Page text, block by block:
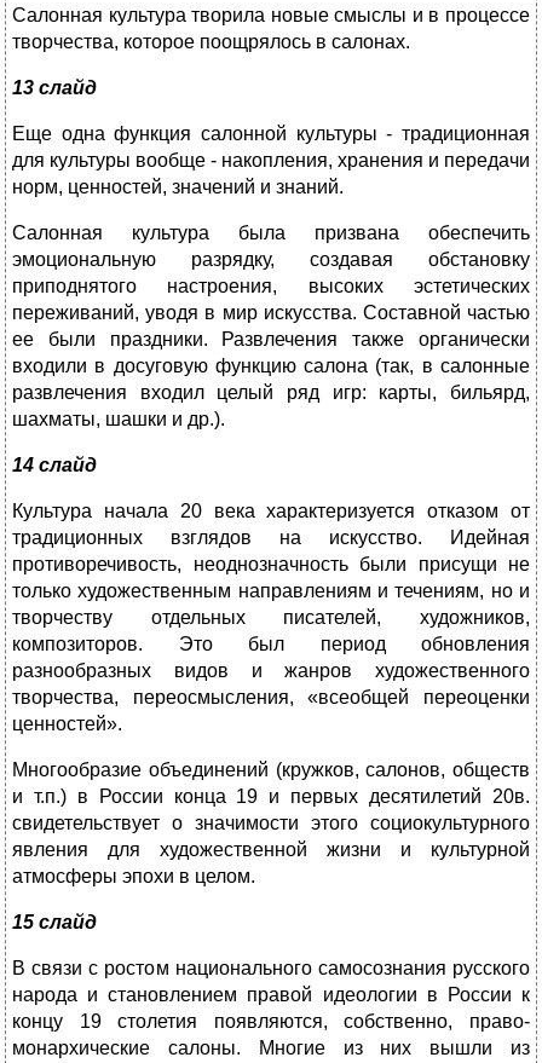
Салонная культура творила новые смыслы и в процессе
творчества, которое поощрялось в салонах.
13 слайд
Еще одна функция салонной культуры - традиционная
для культуры вообще - накопления, хранения и передачи
норм, ценностей, значений и знаний.
Салонная культура была призвана обеспечить
эмоциональную разрядку, создавая обстановку
приподнятого настроения, высоких эстетических
переживаний, уводя в мир искусства. Составной частью
ее были праздники. Развлечения также органически
входили в досуговую функцию салона (так, в салонные
развлечения входил целый ряд игр: карты, бильярд,
шахматы, шашки и др.).
14 слайд
Культура начала 20 века характеризуется отказом от
традиционных взглядов на искусство. Идейная
противоречивость, неоднозначность были присущи не
только художественным направлениям и течениям, но и
творчеству отдельных писателей, художников,
композиторов. Это был период обновления
разнообразных видов и жанров художественного
творчества, переосмысления, «всеобщей переоценки
ценностей».
Многообразие объединений (кружков, салонов, обществ
и т.п.) в России конца 19 и первых десятилетий 20в.
свидетельствует о значимости этого социокультурного
явления для художественной жизни и культурной
атмосферы эпохи в целом.
15 слайд
В связи с ростом национального самосознания русского
народа и становлением правой идеологии в России к
концу 19 столетия появляются, собственно, право-
монархические салоны. Многие из них вышли из